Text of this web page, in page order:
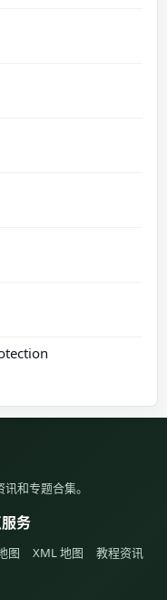
和专题合集。
务
图 XML 地图 教程资讯